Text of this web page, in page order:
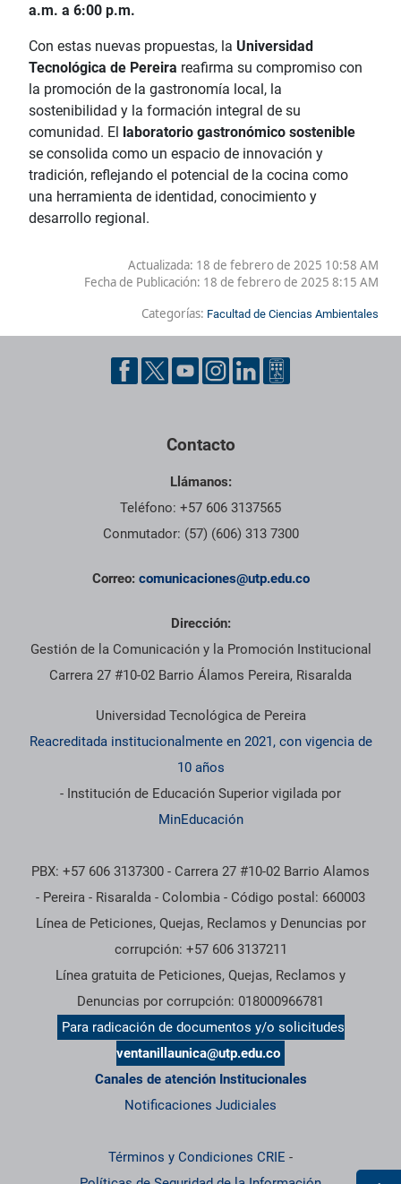
a.m. a 6:00 p.m.
Con estas nuevas propuestas, la Universidad
Tecnológica de Pereira reafirma su compromiso con
la promoción de la gastronomía local, la
sostenibilidad y la formación integral de su
comunidad. El laboratorio gastronómico sostenible
se consolida como un espacio de innovación y
tradición, reflejando el potencial de la cocina como
una herramienta de identidad, conocimiento y
desarrollo regional.
Actualizada: 18 de febrero de 2025 10:58 AM
Fecha de Publicación: 18 de febrero de 2025 8:15 AM
Categorías: Facultad de Ciencias Ambientales
Contacto
Llámanos:
Teléfono: +57 606 3137565
Conmutador: (57) (606) 313 7300
Correo: comunicaciones@utp.edu.co
Dirección:
Gestión de la Comunicación y la Promoción Institucional
Carrera 27 #10-02 Barrio Álamos Pereira, Risaralda
Universidad Tecnológica de Pereira
Reacreditada institucionalmente en 2021, con vigencia de
10 años
- Institución de Educación Superior vigilada por
MinEducación
PBX: +57 606 3137300 - Carrera 27 #10-02 Barrio Alamos
- Pereira - Risaralda - Colombia - Código postal: 660003
Línea de Peticiones, Quejas, Reclamos y Denuncias por
corrupción: +57 606 3137211
Línea gratuita de Peticiones, Quejas, Reclamos y
Denuncias por corrupción: 018000966781
Para radicación de documentos y/o solicitudes
ventanillaunica@utp.edu.co
Canales de atención Institucionales
Notificaciones Judiciales
Términos y Condiciones CRIE -